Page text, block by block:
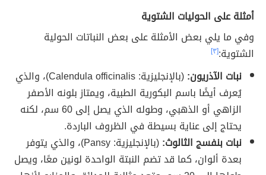
أمثلة على الحوليات الشتوية
وفي ما يلي بعض الأمثلة على بعض النباتات الحولية
الشتوية:[٣]
نبات الآذريون:(بالإنجليزية: Calendula officinalis)، والذي
يُعرف أيضًا باسم البكورية الطبية، ويمتاز بلونه الأصفر
الزاهي أو الذهبي، وطوله الذي يصل إلى 60 سم، لكنه
يحتاج إلى عناية بسيطة في الظروف الباردة.
نبات بنفسج الثالوث:
(بالإنجليزية: Pansy)، والذي يتوفر
بعدة ألوان، كما قد تضم النبتة الواحدة لونين معًا، ويصل